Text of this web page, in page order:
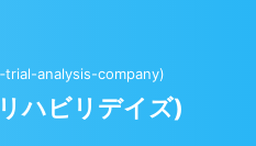
analysis-company)
ハビリデイズ)